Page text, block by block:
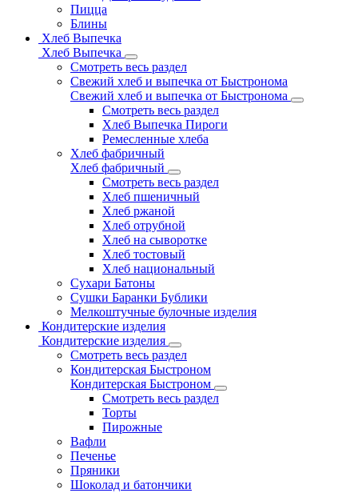
Пицца
Блины
Хлеб Выпечка
Хлеб Выпечка
Смотреть весь раздел
Свежий хлеб и выпечка от Быстронома
Свежий хлеб и выпечка от Быстронома
Смотреть весь раздел
Хлеб Выпечка Пироги
Ремесленные хлеба
Хлеб фабричный
Хлеб фабричный
Смотреть весь раздел
Хлеб пшеничный
Хлеб ржаной
Хлеб отрубной
Хлеб на сыворотке
Хлеб тостовый
Хлеб национальный
Сухари Батоны
Сушки Баранки Бублики
Мелкоштучные булочные изделия
Кондитерские изделия
Кондитерские изделия
Смотреть весь раздел
Кондитерская Быстроном
Кондитерская Быстроном
Смотреть весь раздел
Торты
Пирожные
Вафли
Печенье
Пряники
Шоколад и батончики